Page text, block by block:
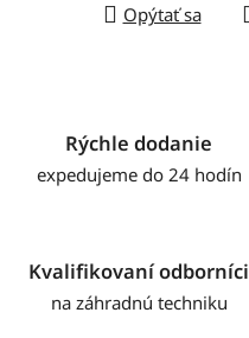
Opýtať sa
Rýchle dodanie
expedujeme do 24 hodín
Kvalifikovaní odborníci
na záhradnú techniku